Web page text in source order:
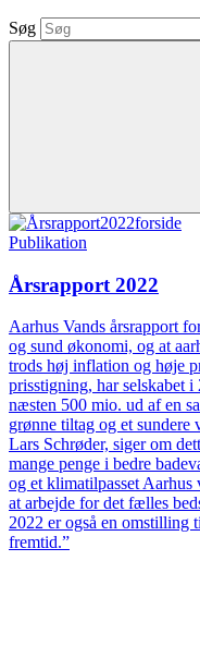
Søg
Publikation
Årsrapport 2022
Aarhus Vands årsrapport
og sund økonomi, og at
trods høj inflation og høje
prisstigning, har selskabet
næsten 500 mio. ud af en
grønne tiltag og et
Lars Schrøder, siger om
mange penge i bedre
og et klimatilpasset Aarhus
at arbejde for det fælles
2022 er også en omstilling
fremtid.”